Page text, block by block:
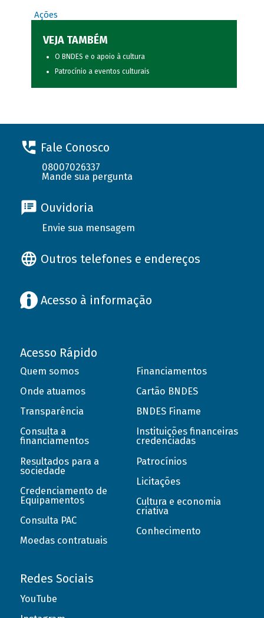
Ações
VEJA TAMBÉM
O BNDES e o apoio à cultura
Patrocínio a eventos culturais
Fale Conosco
08007026337
Mande sua pergunta
Ouvidoria
Envie sua mensagem
Outros telefones e endereços
Acesso à informação
Acesso Rápido
Quem somos
Onde atuamos
Transparência
Consulta a
financiamentos
Resultados para a
sociedade
Credenciamento de
Equipamentos
Consulta PAC
Moedas contratuais
Financiamentos
Cartão BNDES
BNDES Finame
Instituições financeiras
credenciadas
Patrocínios
Licitações
Cultura e economia
criativa
Conhecimento
Redes Sociais
YouTube